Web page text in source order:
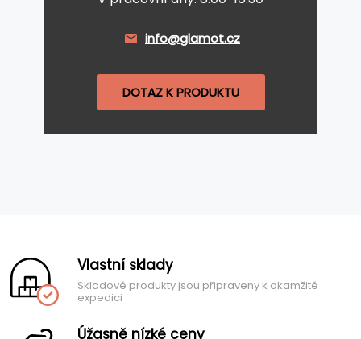
info@glamot.cz
DOTAZ K PRODUKTU
Vlastní sklady
Skladové produkty jsou připraveny k okamžité
expedici
Úžasně nízké ceny